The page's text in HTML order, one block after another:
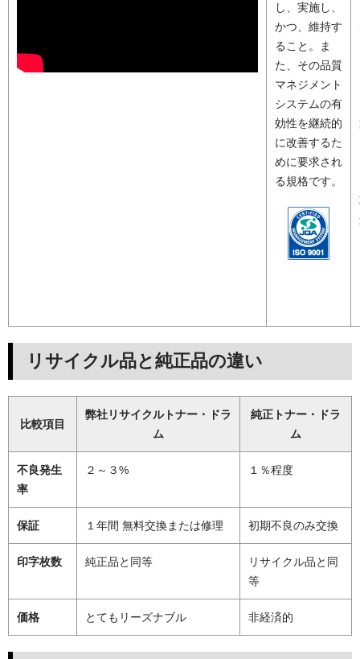
し、実施し、
かつ、維持す
ること。ま
た、その品質
マネジメント
システムの有
効性を継続的
に改善するた
めに要求され
る規格です。
リサイクル品と純正品の違い
比較項目
弊社リサイクルトナー・ドラ
ム
純正トナー・ドラ
ム
不良発生
率
２～３% １％程度
保証 １年間 無料交換または修理 初期不良のみ交換
印字枚数 純正品と同等
リサイクル品と同
等
価格 とてもリーズナブル 非経済的